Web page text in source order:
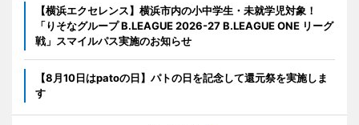
【横浜エクセレンス】横浜市内の小中学生・未就学児対象！
「りそなグループ B.LEAGUE 2026-27 B.LEAGUE ONE リーグ
戦」スマイルパス実施のお知らせ
【8月10日はpatoの日】パトの日を記念して還元祭を実施しま
す